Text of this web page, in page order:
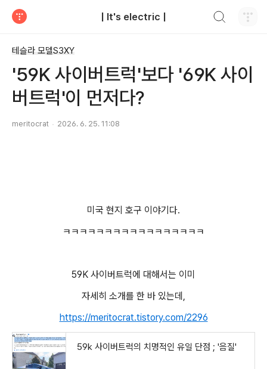
| It's electric |
테슬라 모델S3XY
'59K 사이버트럭'보다 '69K 사이
버트럭'이 먼저다?
meritocrat 2026. 6. 25. 11:08
미국 현지 호구 이야기다.
ㅋㅋㅋㅋㅋㅋㅋㅋㅋㅋㅋㅋㅋㅋㅋㅋㅋ
59K 사이버트럭에 대해서는 이미
자세히 소개를 한 바 있는데,
https://meritocrat.tistory.com/2296
59k 사이버트럭의 치명적인 유일 단점 ; '음질'